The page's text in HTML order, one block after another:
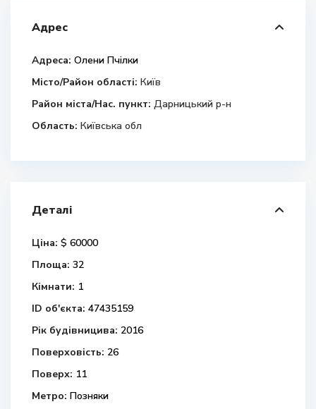
Адрес
Адреса: Олени Пчілки
Місто/Район області: Київ
Район міста/Нас. пункт: Дарницький р-н
Область: Київська обл
Деталі
Ціна: $ 60000
Площа: 32
Кімнати: 1
ID об'єкта: 47435159
Рік будівницива: 2016
Поверховість: 26
Поверх: 11
Метро: Позняки